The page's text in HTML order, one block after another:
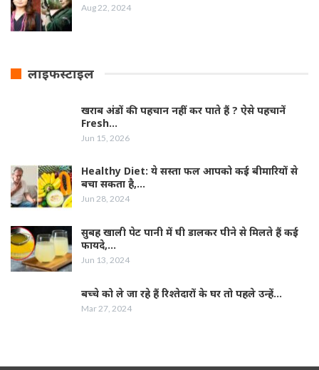
Aug 22, 2024
लाइफस्टाइल
खराब अंडों की पहचान नहीं कर पाते हैं ? ऐसे पहचानें
Fresh…
Jun 15, 2026
Healthy Diet: ये सस्ता फल आपको कई बीमारियों से
बचा सकता है,…
Jun 28, 2024
सुबह खाली पेट पानी में घी डालकर पीने से मिलते हैं कई
फायदे,…
Jun 13, 2024
बच्चे को ले जा रहे हैं रिश्तेदारों के घर तो पहले उन्हें…
Mar 27, 2024